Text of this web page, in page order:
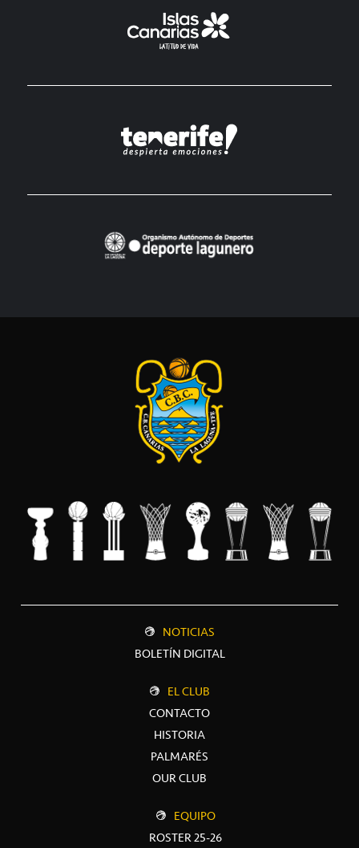
NOTICIAS
BOLETÍN DIGITAL
EL CLUB
CONTACTO
HISTORIA
PALMARÉS
OUR CLUB
EQUIPO
ROSTER 25-26